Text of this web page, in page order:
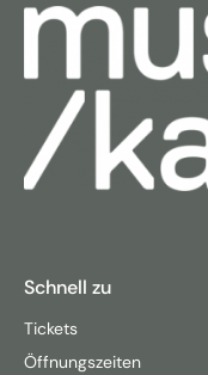
Schnell zu
Tickets
Öffnungszeiten